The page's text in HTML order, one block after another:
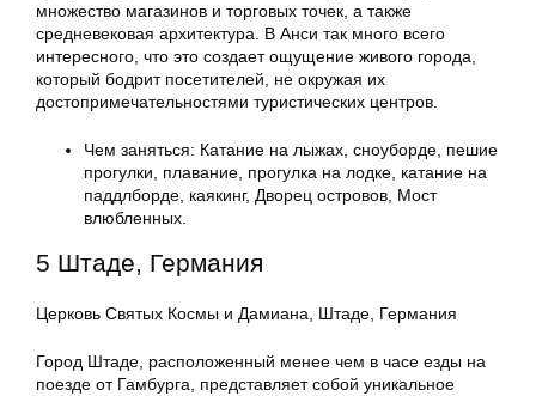
множество магазинов и торговых точек, а также
средневековая архитектура. В Анси так много всего
интересного, что это создает ощущение живого города,
который бодрит посетителей, не окружая их
достопримечательностями туристических центров.
Чем заняться: Катание на лыжах, сноуборде, пешие
прогулки, плавание, прогулка на лодке, катание на
паддлборде, каякинг, Дворец островов, Мост
влюбленных.
5 Штаде, Германия
Церковь Святых Космы и Дамиана, Штаде, Германия
Город Штаде, расположенный менее чем в часе езды на
поезде от Гамбурга, представляет собой уникальное